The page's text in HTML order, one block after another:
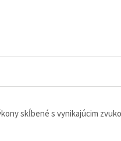
skĺbené s vynikajúcim